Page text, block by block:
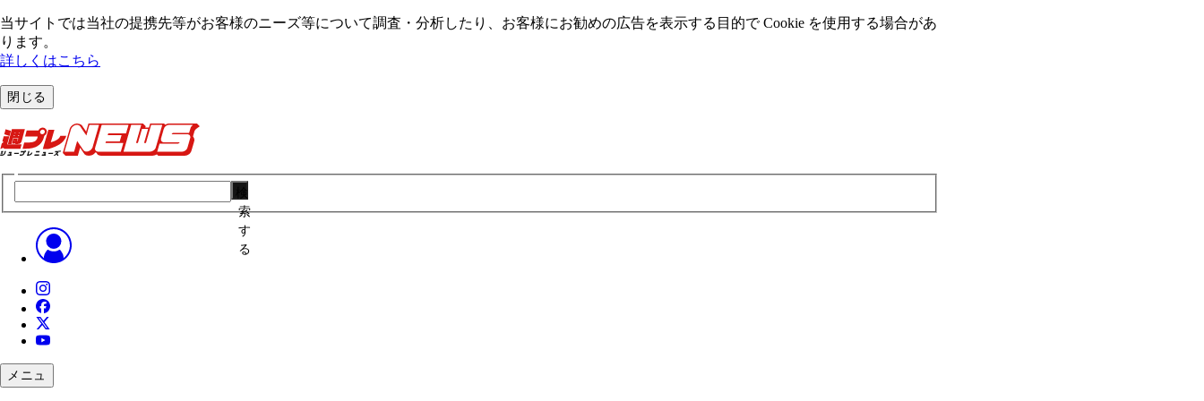
当サイトでは当社の提携先等がお客様のニーズ等について調査・分析したり、お客様にお勧めの広告を表⽰する⽬的で Cookie を使⽤する場合があ
ります。
詳しくはこちら
閉じる
索
す
る
メニュ